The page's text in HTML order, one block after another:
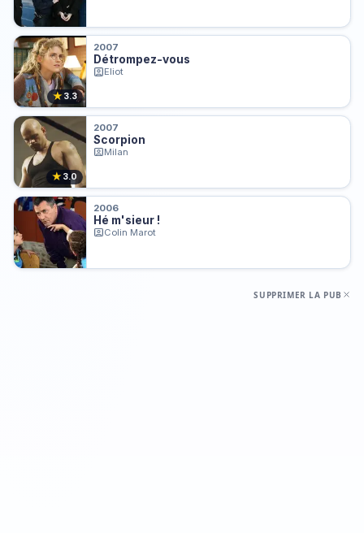
★3.3
2007
Détrompez-vous
Eliot
★ 3.0
2007
Scorpion
Milan
2006
Hé m'sieur !
Colin Marot
SUPPRIMER LA PUB